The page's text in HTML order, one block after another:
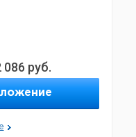
086 руб.